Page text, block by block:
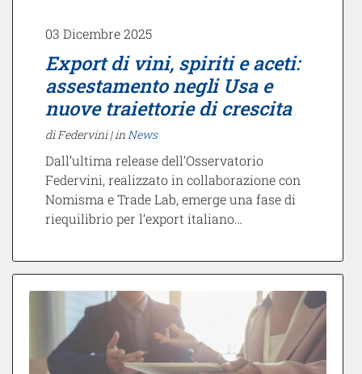
03 Dicembre 2025
Export di vini, spiriti e aceti:
assestamento negli Usa e
nuove traiettorie di crescita
di Federvini |inNews
Dall’ultima release dell’Osservatorio
Federvini, realizzato in collaborazione con
Nomisma e Trade Lab, emerge una fase di
riequilibrio per l’export italiano…